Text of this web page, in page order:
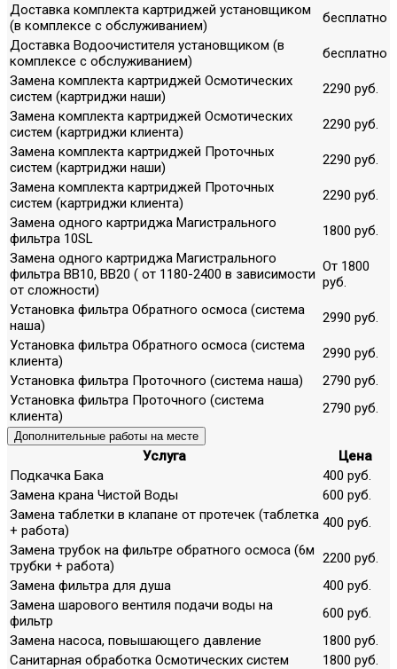
Доставка комплекта картриджей установщиком
(в комплексе с обслуживанием)
бесплатно
Доставка Водоочистителя установщиком (в
комплексе с обслуживанием)
бесплатно
Замена комплекта картриджей Осмотических
систем (картриджи наши)
2290 руб.
Замена комплекта картриджей Осмотических
систем (картриджи клиента)
2290 руб.
Замена комплекта картриджей Проточных
систем (картриджи наши)
2290 руб.
Замена комплекта картриджей Проточных
систем (картриджи клиента)
2290 руб.
Замена одного картриджа Магистрального
фильтра 10SL
1800 руб.
Замена одного картриджа Магистрального
фильтра ВВ10, ВВ20 ( от 1180-2400 в зависимости
от сложности)
От 1800
руб.
Установка фильтра Обратного осмоса (система
наша)
2990 руб.
Установка фильтра Обратного осмоса (система
клиента)
2990 руб.
Установка фильтра Проточного (система наша)
2790 руб.
Установка фильтра Проточного (система
клиента)
2790 руб.
Дополнительные работы на месте
Услуга
Цена
Подкачка Бака
400 руб.
Замена крана Чистой Воды
600 руб.
Замена таблетки в клапане от протечек (таблетка
+ работа)
400 руб.
Замена трубок на фильтре обратного осмоса (6м
трубки + работа)
2200 руб.
Замена фильтра для душа
400 руб.
Замена шарового вентиля подачи воды на
фильтр
600 руб.
Замена насоса, повышающего давление
1800 руб.
Санитарная обработка Осмотических систем
1800 руб.